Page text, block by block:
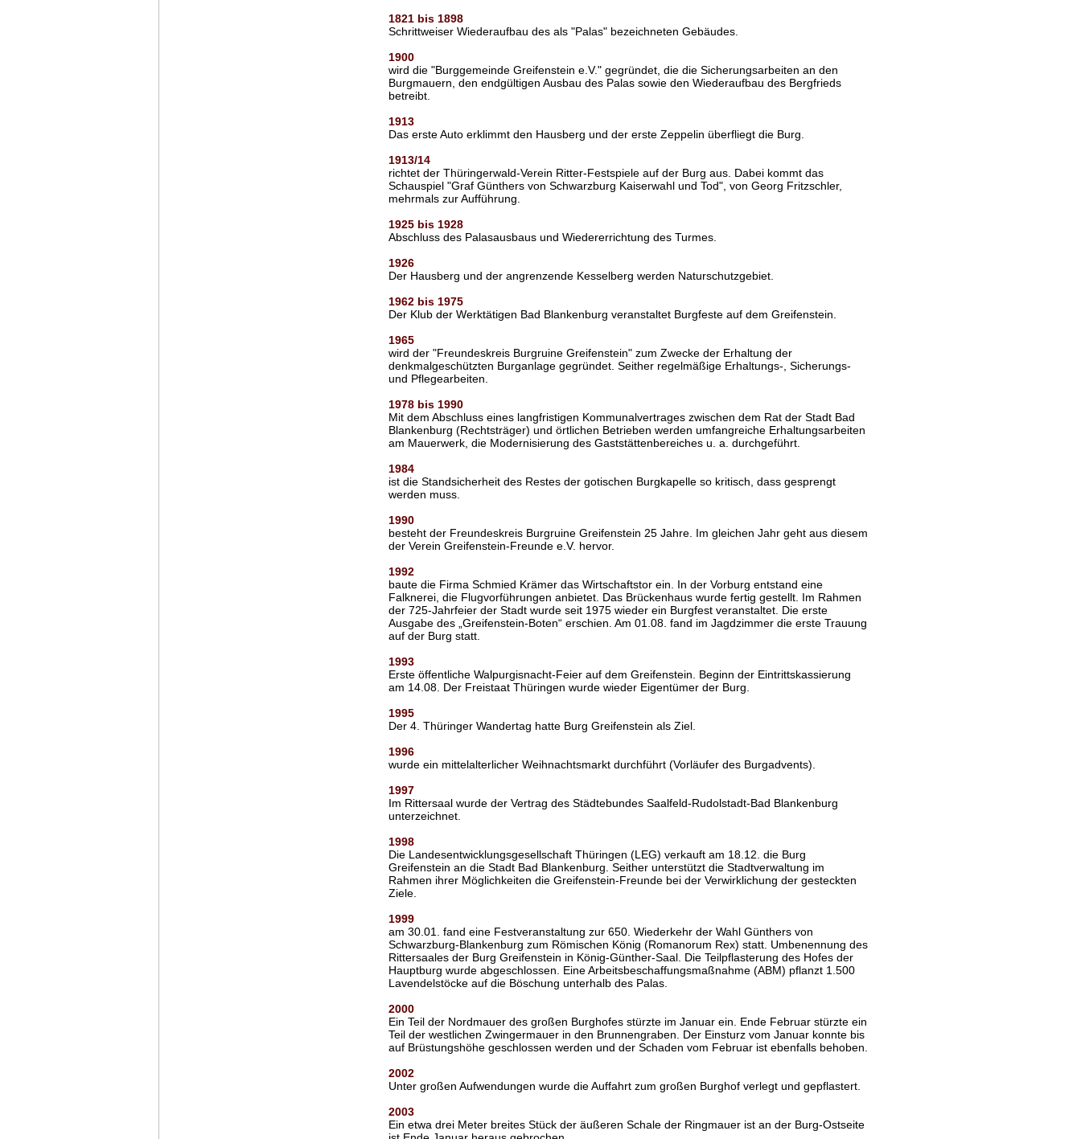
1821 bis 1898
Schrittweiser Wiederaufbau des als "Palas" bezeichneten Gebäudes.
1900
wird die "Burggemeinde Greifenstein e.V." gegründet, die die Sicherungsarbeiten an den
Burgmauern, den endgültigen Ausbau des Palas sowie den Wiederaufbau des Bergfrieds
betreibt.
1913
Das erste Auto erklimmt den Hausberg und der erste Zeppelin überfliegt die Burg.
1913/14
richtet der Thüringerwald-Verein Ritter-Festspiele auf der Burg aus. Dabei kommt das
Schauspiel "Graf Günthers von Schwarzburg Kaiserwahl und Tod", von Georg Fritzschler,
mehrmals zur Aufführung.
1925 bis 1928
Abschluss des Palasausbaus und Wiedererrichtung des Turmes.
1926
Der Hausberg und der angrenzende Kesselberg werden Naturschutzgebiet.
1962 bis 1975
Der Klub der Werktätigen Bad Blankenburg veranstaltet Burgfeste auf dem Greifenstein.
1965
wird der "Freundeskreis Burgruine Greifenstein" zum Zwecke der Erhaltung der
denkmalgeschützten Burganlage gegründet. Seither regelmäßige Erhaltungs-, Sicherungs-
und Pflegearbeiten.
1978 bis 1990
Mit dem Abschluss eines langfristigen Kommunalvertrages zwischen dem Rat der Stadt Bad
Blankenburg (Rechtsträger) und örtlichen Betrieben werden umfangreiche Erhaltungsarbeiten
am Mauerwerk, die Modernisierung des Gaststättenbereiches u. a. durchgeführt.
1984
ist die Standsicherheit des Restes der gotischen Burgkapelle so kritisch, dass gesprengt
werden muss.
1990
besteht der Freundeskreis Burgruine Greifenstein 25 Jahre. Im gleichen Jahr geht aus diesem
der Verein Greifenstein-Freunde e.V. hervor.
1992
baute die Firma Schmied Krämer das Wirtschaftstor ein. In der Vorburg entstand eine
Falknerei, die Flugvorführungen anbietet. Das Brückenhaus wurde fertig gestellt. Im Rahmen
der 725-Jahrfeier der Stadt wurde seit 1975 wieder ein Burgfest veranstaltet. Die erste
Ausgabe des „Greifenstein-Boten“ erschien. Am 01.08. fand im Jagdzimmer die erste Trauung
auf der Burg statt.
1993
Erste öffentliche Walpurgisnacht-Feier auf dem Greifenstein. Beginn der Eintrittskassierung
am 14.08. Der Freistaat Thüringen wurde wieder Eigentümer der Burg.
1995
Der 4. Thüringer Wandertag hatte Burg Greifenstein als Ziel.
1996
wurde ein mittelalterlicher Weihnachtsmarkt durchführt (Vorläufer des Burgadvents).
1997
Im Rittersaal wurde der Vertrag des Städtebundes Saalfeld-Rudolstadt-Bad Blankenburg
unterzeichnet.
1998
Die Landesentwicklungsgesellschaft Thüringen (LEG) verkauft am 18.12. die Burg
Greifenstein an die Stadt Bad Blankenburg. Seither unterstützt die Stadtverwaltung im
Rahmen ihrer Möglichkeiten die Greifenstein-Freunde bei der Verwirklichung der gesteckten
Ziele.
1999
am 30.01. fand eine Festveranstaltung zur 650. Wiederkehr der Wahl Günthers von
Schwarzburg-Blankenburg zum Römischen König (Romanorum Rex) statt. Umbenennung des
Rittersaales der Burg Greifenstein in König-Günther-Saal. Die Teilpflasterung des Hofes der
Hauptburg wurde abgeschlossen. Eine Arbeitsbeschaffungsmaßnahme (ABM) pflanzt 1.500
Lavendelstöcke auf die Böschung unterhalb des Palas.
2000
Ein Teil der Nordmauer des großen Burghofes stürzte im Januar ein. Ende Februar stürzte ein
Teil der westlichen Zwingermauer in den Brunnengraben. Der Einsturz vom Januar konnte bis
auf Brüstungshöhe geschlossen werden und der Schaden vom Februar ist ebenfalls behoben.
2002
Unter großen Aufwendungen wurde die Auffahrt zum großen Burghof verlegt und gepflastert.
2003
Ein etwa drei Meter breites Stück der äußeren Schale der Ringmauer ist an der Burg-Ostseite